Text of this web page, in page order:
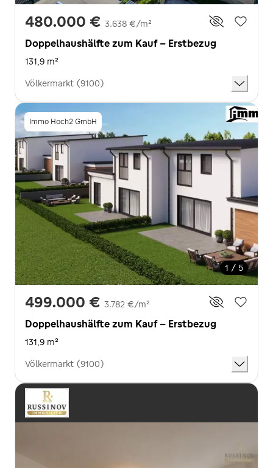
480.000 € 3.638 €/m²
Doppelhaushälfte zum Kauf - Erstbezug
131,9 m²
Völkermarkt (9100)
Immo Hoch2 GmbH
1 / 5
499.000 € 3.782 €/m²
Doppelhaushälfte zum Kauf - Erstbezug
131,9 m²
Völkermarkt (9100)